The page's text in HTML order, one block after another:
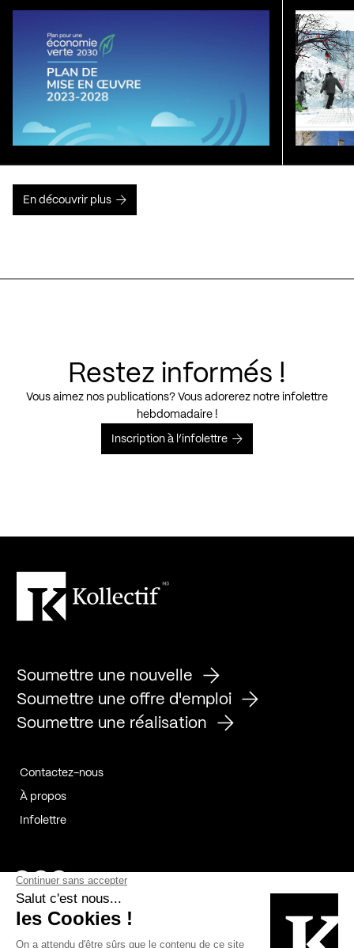
En découvrir plus
Restez informés !
Vous aimez nos publications? Vous adorerez notre infolettre
hebdomadaire !
Inscription à l’infolettre
Soumettre une nouvelle
Soumettre une offre d'emploi
Soumettre une réalisation
Contactez-nous
À propos
Infolettre
Page Facebook de Kollectif
Page Instagram de Kollectif
Page Linkedin de Kollectif